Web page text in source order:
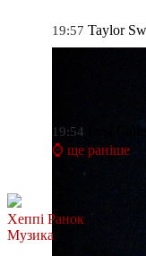
19:57 Taylor
19:54
⌚ ще раніше
Хеппі Ранок
Музика